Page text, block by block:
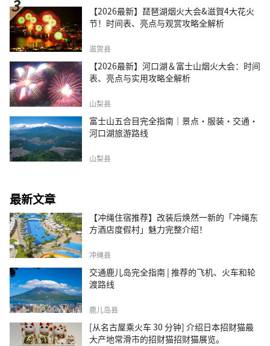
【2026最新】琵琶湖烟火大会&滋賀4大花火
节！时间表、亮点与观赏攻略全解析
滋贺县
【2026最新】河口湖＆富士山烟火大会：时间
表、亮点与实用攻略全解析
山梨县
富士山五合目完全指南｜景点·服装·交通·
河口湖旅游路线
山梨县
最新文章
【冲绳住宿推荐】改装后焕然一新的「冲绳东
方酒店度假村」魅力完整介绍！
冲绳县
交通鹿儿岛完全指南 | 推荐的飞机、火车和轮
渡路线
鹿儿岛县
[从名古屋乘火车 30 分钟] 介绍日本招财猫最
大产地常滑市的招财猫招财猫展览。